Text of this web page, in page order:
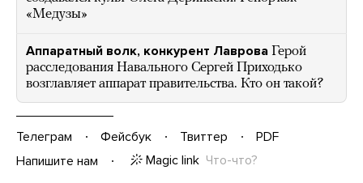
«Медузы»
Аппаратный волк, конкурент Лаврова Герой
расследования Навального Сергей Приходько
возглавляет аппарат правительства. Кто он такой?
Телеграм Фейсбук Твиттер
PDF
Напишите нам
Magic link Что-что?